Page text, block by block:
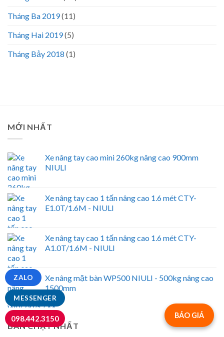
Tháng Ba 2019(11)
Tháng Hai 2019(5)
Tháng Bảy 2018 (1)
MỚI NHẤT
Xe nâng tay cao mini 260kg nâng cao 900mm
NIULI
Xe nâng tay cao 1 tấn nâng cao 1.6 mét CTY-
E1.0T/1.6M - NIULI
Xe nâng tay cao 1 tấn nâng cao 1.6 mét CTY-
A1.0T/1.6M - NIULI
Xe nâng mặt bàn WP500 NIULI - 500kg nâng cao
1500mm
BÁN CHẠY NHẤT
BÁO GIÁ
MESSENGER
ZALO
098.442.3150